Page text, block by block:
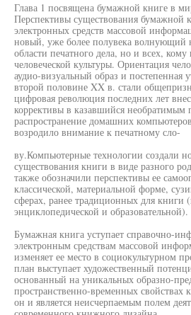
Глава 1 посвящена бумажной книге в
Перспективы существования бумажной
электронных средств массовой
новый, уже более полувека волнующий
области печатного дела, но и всех, кому
человеческой культуры. Ориентация
аудио-визуальный образ и постепенная
второй половине XX в. стали
цифровая революция последних лет
коррективы в казавшийся необратимым
распространение домашних
возродило внимание к печатному сло-
ву.Компьютерные технологии создали
существования книги в виде разного
также обозначили перспективы ее
классической, материальной форме,
сферах, ранее традиционных для книги
энциклопедической и образовательной).
Бумажная книга уступает справочно-
электронным средствам массовой
изменяет ее место в социокультурном
план выступает художественный
основанный на уникальных образно-
пространственно-временных
он и является неисчерпаемым полем